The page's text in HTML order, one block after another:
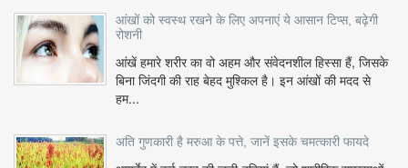
आंखों को स्वस्थ रखने के लिए अपनाएं ये आसान टिप्स, बढ़ेगी
रोशनी
आंखें हमारे शरीर का वो अहम और संवेदनशील हिस्सा हैं, जिसके
बिना जिंदगी की राह बेहद मुश्किल है। इन आंखों की मदद से
हम...
अति गुणकारी है मरुआ के पत्ते, जानें इसके चमत्कारी फायदे